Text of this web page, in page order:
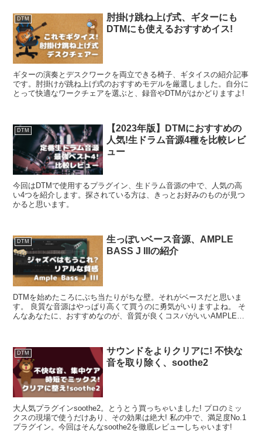
DTM
肘掛け跳ね上げ式、ギターにも
DTMにも使えるおすすめイス!
ギターの演奏とデスクワークを両立できる椅子、ギタイスの紹介記事
です。肘掛けが跳ね上げ式のおすすめモデルを厳選しました。自分に
とって快適なワークチェアを選ぶと、録音やDTMがはかどりますよ!
DTM
【2023年版】DTMにおすすめの
人気!生ドラム音源4種を比較レビ
ュー
今回はDTMで使用するプラグイン、生ドラム音源の中で、人気の高
い4つを紹介します。探されている方は、きっとお好みのものが見つ
かると思います。
DTM
生っぽいベース音源、AMPLE
BASS J IIIの紹介
DTMを始めたころにぶち当たりがちな壁。それがベースだと思いま
す。 良質な音源はやっぱり高くて買うのに勇気がいりますよね。 そ
んなあなたに、おすすめなのが、音質が良くコスパがいいAMPLE
DTM
サウンドをよりクリアに! 不快な
音を取り除く、soothe2
大人気プラグインsoothe2。とうとう買っちゃいました! プロのミッ
クスの現場で使うだけあり、その効果は絶大! 私の中で、満足度No.1
プラグイン。今回はそんなsoothe2を徹底レビューしちゃいます!